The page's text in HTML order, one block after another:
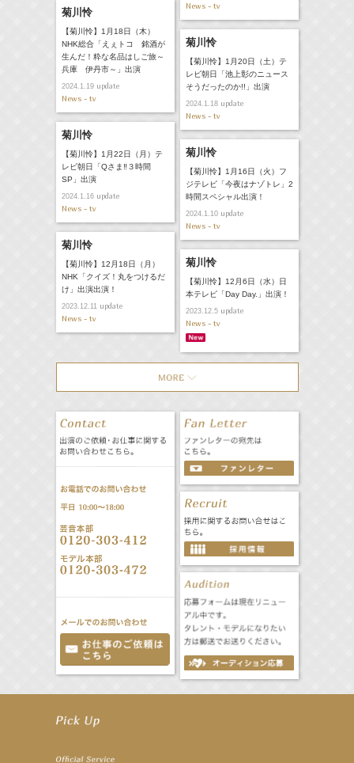
News - tv
菊川怜
【菊川怜】1月18日（木）
NHK総合「えぇトコ 銘酒が
生んだ！粋な名品はしご旅～
兵庫 伊丹市～」出演
2024.1.19update
News - tv
菊川怜
【菊川怜】1月20日（土）テ
レビ朝日「池上彰のニュース
そうだったのか!!」出演
2024.1.18update
News - tv
菊川怜
【菊川怜】1月22日（月）テ
レビ朝日「Qさま‼３時間
SP」出演
2024.1.16update
News - tv
菊川怜
【菊川怜】1月16日（火）フ
ジテレビ「今夜はナゾトレ」2
時間スペシャル出演！
2024.1.10update
News - tv
菊川怜
【菊川怜】12月18日（月）
NHK「クイズ！丸をつけるだ
け」出演出演！
2023.12.11update
News - tv
菊川怜
【菊川怜】12月6日（水）日
本テレビ「Day Day.」出演！
2023.12.5update
News - tv
【笛木優子】8月13日（木）ドラマ『大空港〜GATE24〜』ゲスト出演決定！